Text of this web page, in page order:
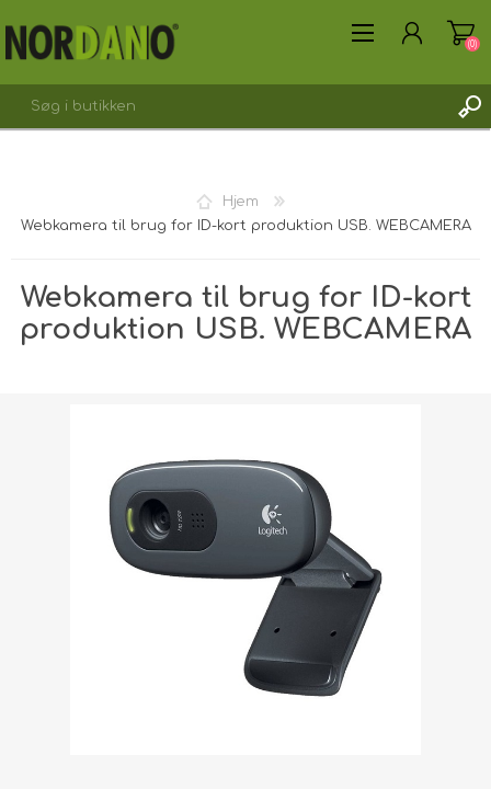
(0)
Hjem
Webkamera til brug for ID-kort produktion USB. WEBCAMERA
Webkamera til brug for ID-kort
produktion USB. WEBCAMERA